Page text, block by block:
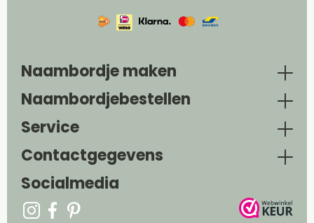
Naambordje maken
Naambordjebestellen
Service
Contactgegevens
Socialmedia